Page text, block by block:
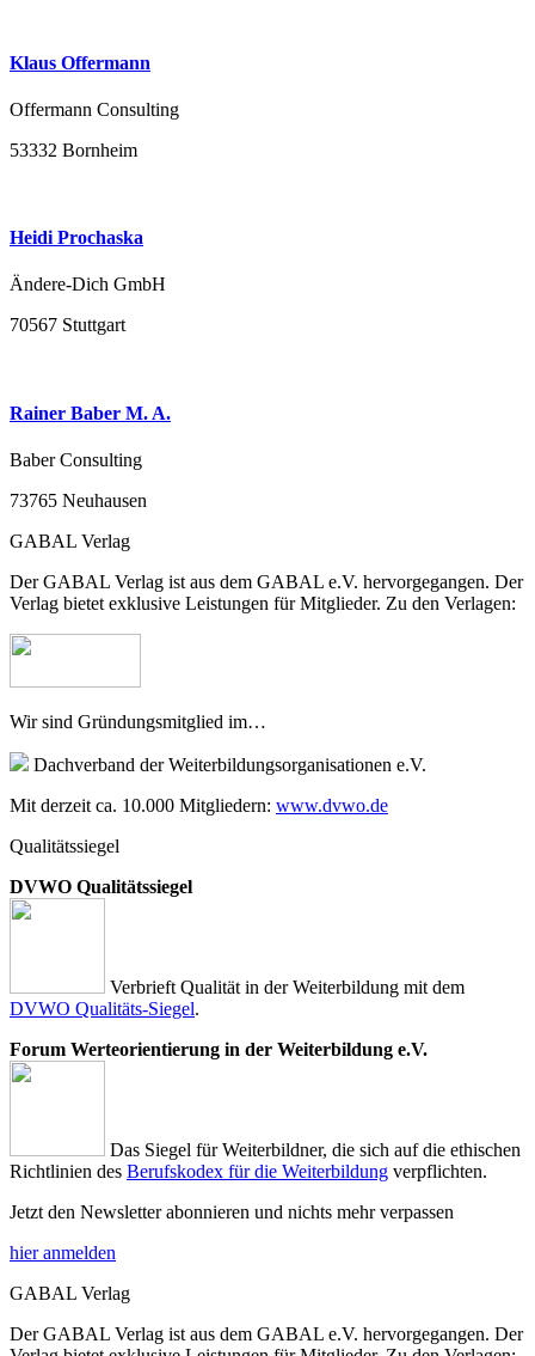
Klaus Offermann
Offermann Consulting
53332 Bornheim
Heidi Prochaska
Ändere-Dich GmbH
70567 Stuttgart
Rainer Baber M. A.
Baber Consulting
73765 Neuhausen
GABAL Verlag
Der GABAL Verlag ist aus dem GABAL e.V. hervorgegangen. Der
Verlag bietet exklusive Leistungen für Mitglieder. Zu den Verlagen:
Wir sind Gründungsmitglied im…
Dachverband der Weiterbildungsorganisationen e.V.
Mit derzeit ca. 10.000 Mitgliedern: www.dvwo.de
Qualitätssiegel
DVWO Qualitätssiegel
Verbrieft Qualität in der Weiterbildung mit dem
DVWO Qualitäts-Siegel.
Forum Werteorientierung in der Weiterbildung e.V.
Das Siegel für Weiterbildner, die sich auf die ethischen
Richtlinien des Berufskodex für die Weiterbildung verpflichten.
Jetzt den Newsletter abonnieren und nichts mehr verpassen
hier anmelden
GABAL Verlag
Der GABAL Verlag ist aus dem GABAL e.V. hervorgegangen. Der